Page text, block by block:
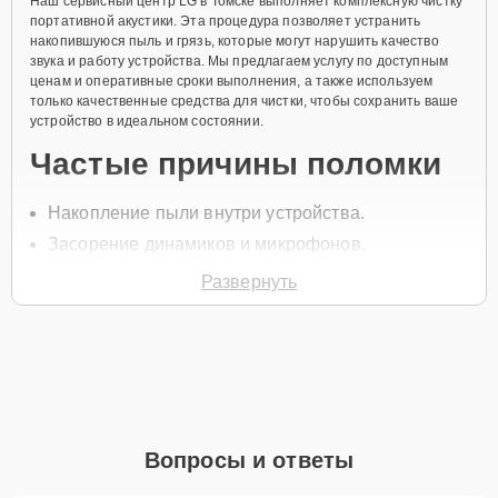
портативной акустики. Эта процедура позволяет устранить
накопившуюся пыль и грязь, которые могут нарушить качество
звука и работу устройства. Мы предлагаем услугу по доступным
ценам и оперативные сроки выполнения, а также используем
только качественные средства для чистки, чтобы сохранить ваше
устройство в идеальном состоянии.
Частые причины поломки
Накопление пыли внутри устройства.
Засорение динамиков и микрофонов.
Попадание мелкого мусора в разъёмы.
Загрязнение контактных групп.
Главные особенности
Развернуть
Вопросы и ответы